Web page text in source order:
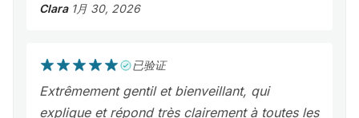
Clara 1月 30, 2026
已验证
Extrêmement gentil et bienveillant, qui
explique et répond très clairement à toutes les